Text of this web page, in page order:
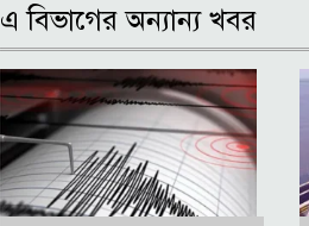
এ বিভাগের অন্যান্য খবর